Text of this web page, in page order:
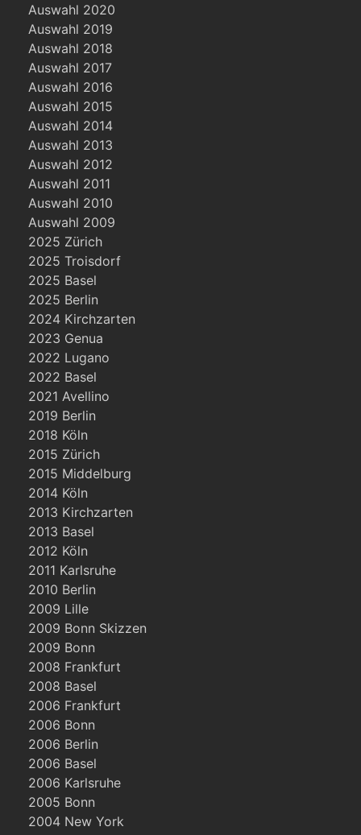
Auswahl 2020
Auswahl 2019
Auswahl 2018
Auswahl 2017
Auswahl 2016
Auswahl 2015
Auswahl 2014
Auswahl 2013
Auswahl 2012
Auswahl 2011
Auswahl 2010
Auswahl 2009
2025 Zürich
2025 Troisdorf
2025 Basel
2025 Berlin
2024 Kirchzarten
2023 Genua
2022 Lugano
2022 Basel
2021 Avellino
2019 Berlin
2018 Köln
2015 Zürich
2015 Middelburg
2014 Köln
2013 Kirchzarten
2013 Basel
2012 Köln
2011 Karlsruhe
2010 Berlin
2009 Lille
2009 Bonn Skizzen
2009 Bonn
2008 Frankfurt
2008 Basel
2006 Frankfurt
2006 Bonn
2006 Berlin
2006 Basel
2006 Karlsruhe
2005 Bonn
2004 New York